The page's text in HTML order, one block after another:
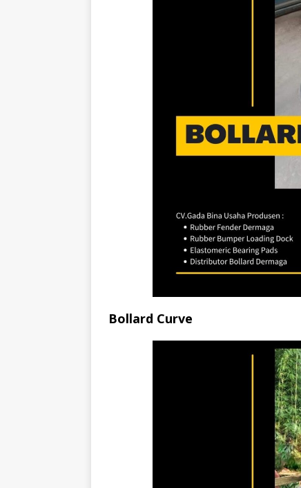
Bollard Curve